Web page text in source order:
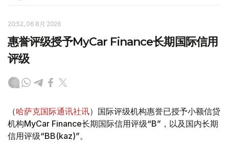
20:52, 06 8月 2026
惠誉评级授予MyCar Finance长期国际信用
评级
（哈萨克国际通讯社讯）国际评级机构惠誉已授予小额信贷
机构MyCar Finance长期国际信用评级“B”，以及国内长期
信用评级“BB(kaz)”。